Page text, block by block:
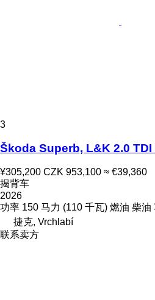
3
Škoda Superb, L&K 2.0 TDI
¥305,200 CZK 953,100 ≈ €39,360
揭背车
2026
功率 150 马力 (110 千瓦) 燃油 柴油
捷克, Vrchlabí
联系卖方